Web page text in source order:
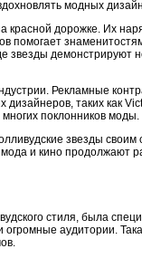
модных
красной дорожке. Их
помогает
звезды
Рекламные
таких как
поклонников моды.
звезды
и кино продолжают
стиля, была
аудитории.